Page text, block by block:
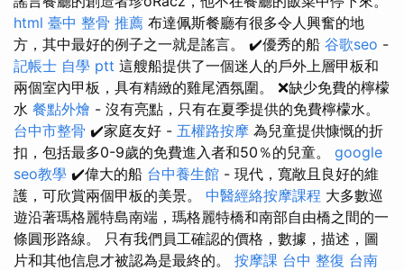
html 臺中 整骨 推薦 布達佩斯餐廳有很多令人興奮的地
方，其中最好的例子之一就是謠言。 ✔️優秀的船 谷歌seo -
記帳士 自學 ptt 這艘船提供了一個迷人的戶外上層甲板和
兩個室內甲板，具有精緻的雞尾酒氛圍。 ❌缺少免費的檸檬
水 餐點外燴 - 沒有亮點，只有在夏季提供的免費檸檬水。
台中市整骨 ✔️家庭友好 - 五權路按摩 為兒童提供慷慨的折
扣，包括最多0-9歲的免費進入者和50％的兒童。 google
seo教學 ✔️偉大的船 台中養生館 - 現代，寬敞且良好的維
護，可欣賞兩個甲板的美景。 中醫經絡按摩課程 大多數巡
遊沿著瑪格麗特島南端，瑪格麗特橋和南部自由橋之間的一
條圓形路線。 只有我們員工確認的價格，數據，描述，圖
片和其他信息才被認為是最終的。 按摩課 台中 整復 台南